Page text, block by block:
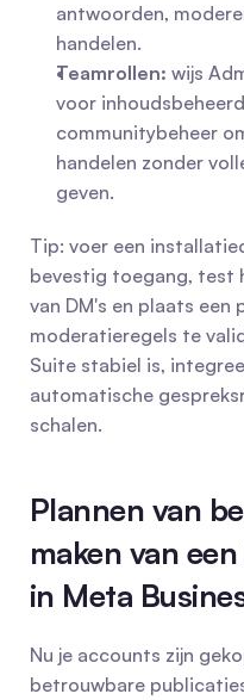
antwoorden,
handelen.
Teamrollen: wijs
voor
communitybeheer
handelen zonder
geven.
Tip: voer een
bevestig toegang, test
van DM's en plaats
moderatieregels te
Suite stabiel is,
automatische
schalen.
Plannen van
maken van
in Meta
Nu je accounts zijn
betrouwbare